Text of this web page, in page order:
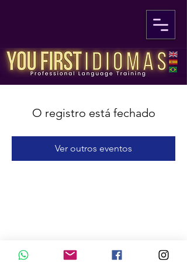
O registro está fechado
Ver outros eventos